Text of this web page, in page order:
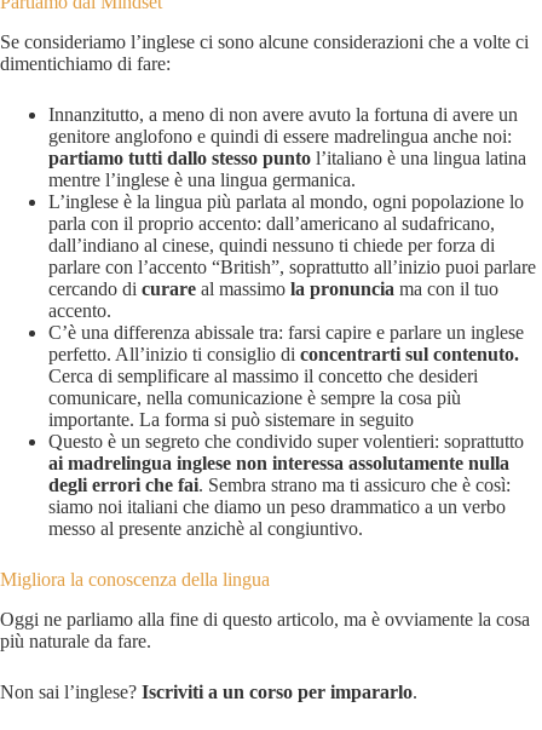
Se consideriamo l’inglese ci sono alcune considerazioni che a volte ci
dimentichiamo di fare:
Innanzitutto, a meno di non avere avuto la fortuna di avere un
genitore anglofono e quindi di essere madrelingua anche noi:
partiamo tutti dallo stesso punto l’italiano è una lingua latina
mentre l’inglese è una lingua germanica.
L’inglese è la lingua più parlata al mondo, ogni popolazione lo
parla con il proprio accento: dall’americano al sudafricano,
dall’indiano al cinese, quindi nessuno ti chiede per forza di
parlare con l’accento “British”, soprattutto all’inizio puoi parlare
cercando di curare al massimo la pronuncia ma con il tuo
accento.
C’è una differenza abissale tra: farsi capire e parlare un inglese
perfetto. All’inizio ti consiglio di concentrarti sul contenuto.
Cerca di semplificare al massimo il concetto che desideri
comunicare, nella comunicazione è sempre la cosa più
importante. La forma si può sistemare in seguito
Questo è un segreto che condivido super volentieri: soprattutto
ai madrelingua inglese non interessa assolutamente nulla
degli errori che fai. Sembra strano ma ti assicuro che è così:
siamo noi italiani che diamo un peso drammatico a un verbo
messo al presente anzichè al congiuntivo.
Migliora la conoscenza della lingua
Oggi ne parliamo alla fine di questo articolo, ma è ovviamente la cosa
più naturale da fare.
Non sai l’inglese? Iscriviti a un corso per impararlo.